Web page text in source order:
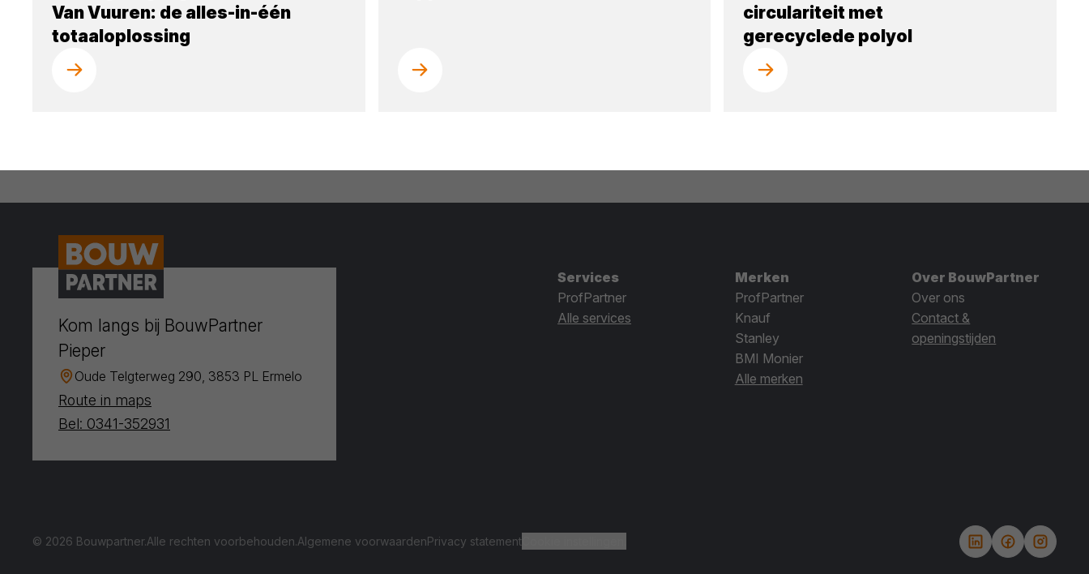
Van Vuuren: de alles-in-één
totaaloplossing
circulariteit met
gerecyclede polyol
Kom langs bij BouwPartner
Pieper
Oude Telgterweg 290, 3853 PL Ermelo
Route in maps
Bel: 0341-352931
Services
ProfPartner
Alle services
Merken
ProfPartner
Knauf
Stanley
BMI Monier
Alle merken
Over BouwPartner
Over ons
Contact &
openingstijden
© 2026 Bouwpartner.Alle rechten voorbehouden.Algemene voorwaardenPrivacy statement